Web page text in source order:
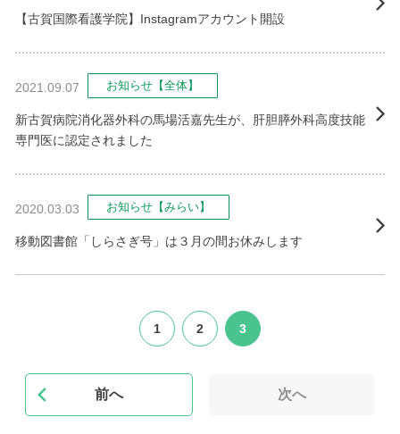
【古賀国際看護学院】Instagramアカウント開設
2021.09.07 お知らせ【全体】
新古賀病院消化器外科の馬場活嘉先生が、肝胆膵外科高度技能
専門医に認定されました
2020.03.03 お知らせ【みらい】
移動図書館「しらさぎ号」は３月の間お休みします
前へ
1 2 3
次へ